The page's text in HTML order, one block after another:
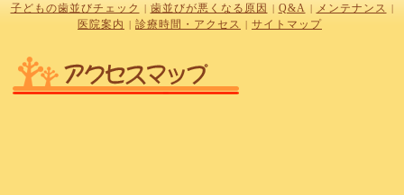
子どもの歯並びチェック 歯並びが悪くなる原因 Q&A メンテナンス
医院案内 診療時間・アクセス サイトマップ